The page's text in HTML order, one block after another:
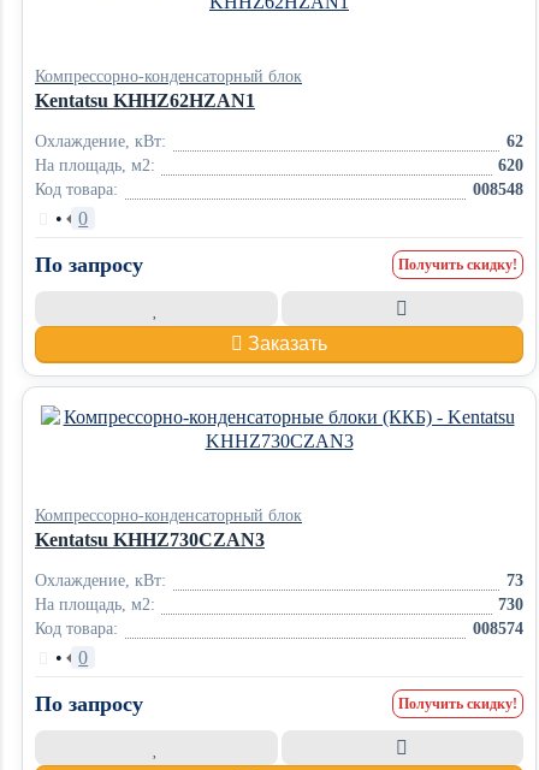
Компрессорно-конденсаторный блок
Kentatsu KHHZ62HZAN1
Охлаждение, кВт:
62
На площадь, м2:
620
Код товара:
008548
• 0
По запросу Получить скидку!
Заказать
Компрессорно-конденсаторный блок
Kentatsu KHHZ730CZAN3
Охлаждение, кВт:
73
На площадь, м2:
730
Код товара:
008574
• 0
По запросу Получить скидку!